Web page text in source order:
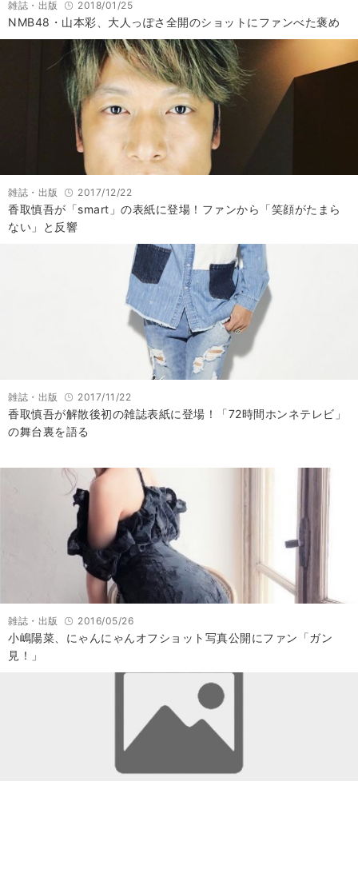
雑誌・出版 2018/01/25
NMB48・山本彩、大人っぽさ全開のショットにファンべた褒め
雑誌・出版 2017/12/22
香取慎吾が「smart」の表紙に登場！ファンから「笑顔がたまら
ない」と反響
雑誌・出版 2017/11/22
香取慎吾が解散後初の雑誌表紙に登場！「72時間ホンネテレビ」
の舞台裏を語る
雑誌・出版 2016/05/26
小嶋陽菜、にゃんにゃんオフショット写真公開にファン「ガン
見！」